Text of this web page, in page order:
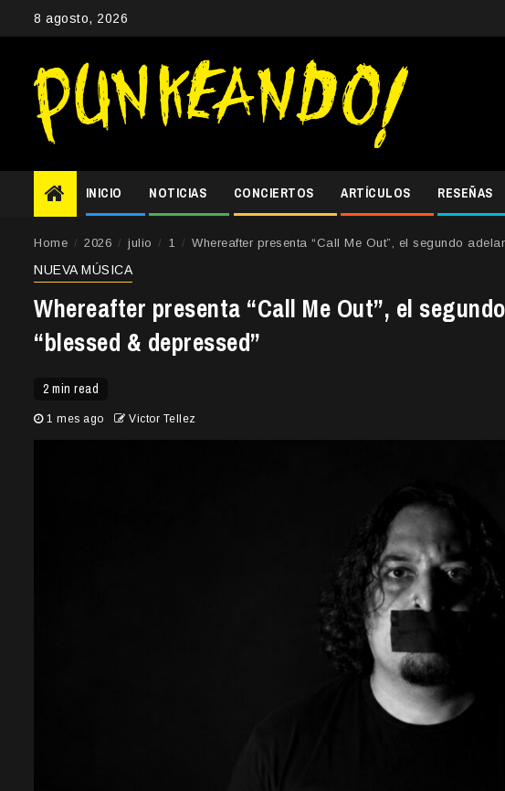
8 agosto, 2026
INICIO NOTICIAS CONCIERTOS ARTÍCULOS RESEÑAS
Home 2026 julio 1 Whereafter presenta “Call Me Out”, el segundo
NUEVA MÚSICA
Whereafter presenta “Call Me Out”, el
“blessed & depressed”
2 min read
1 mes ago Victor Tellez